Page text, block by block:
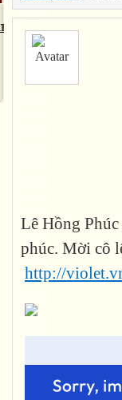
Lê Hồng
phúc. Mời cô
http://